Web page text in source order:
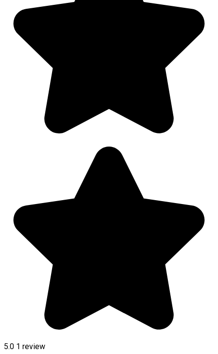
5.0 1 review